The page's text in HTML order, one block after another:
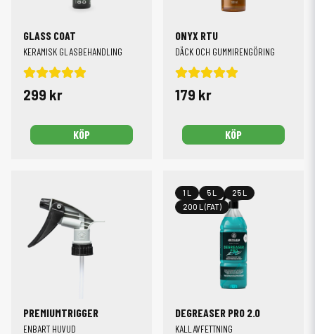
GLASS COAT
KERAMISK GLASBEHANDLING
299 kr
KÖP
ONYX RTU
DÄCK OCH GUMMIRENGÖRING
179 kr
KÖP
PREMIUMTRIGGER
ENBART HUVUD
DEGREASER PRO 2.0
KALLAVFETTNING
1 L 5 L
25 L
200 L (FAT)